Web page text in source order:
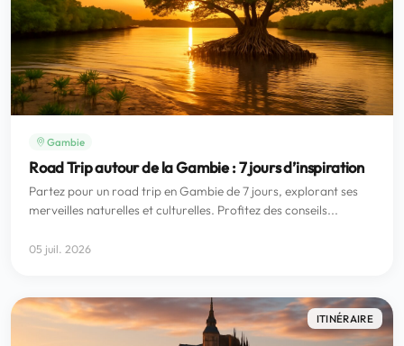
Gambie
Road Trip autour de la Gambie : 7 jours d’inspiration
Partez pour un road trip en Gambie de 7 jours, explorant ses
merveilles naturelles et culturelles. Profitez des conseils...
05 juil. 2026
ITINÉRAIRE